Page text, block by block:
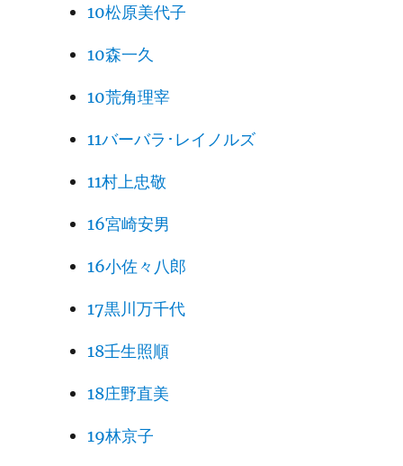
10松原美代子
10森一久
10荒角理宰
11バーバラ･レイノルズ
11村上忠敬
16宮崎安男
16小佐々八郎
17黒川万千代
18壬生照順
18庄野直美
19林京子